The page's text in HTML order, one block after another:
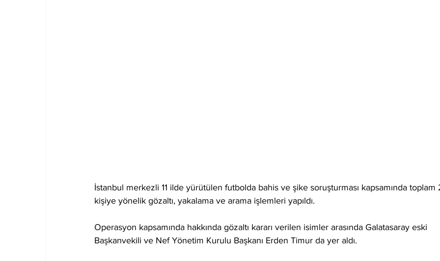
İstanbul merkezli 11 ilde yürütülen futbolda bahis ve şike soruşturması kapsamında
kişiye yönelik gözaltı, yakalama ve arama işlemleri yapıldı.
Operasyon kapsamında hakkında gözaltı kararı verilen isimler arasında Galatasaray eski
Başkanvekili ve Nef Yönetim Kurulu Başkanı Erden Timur da yer aldı.